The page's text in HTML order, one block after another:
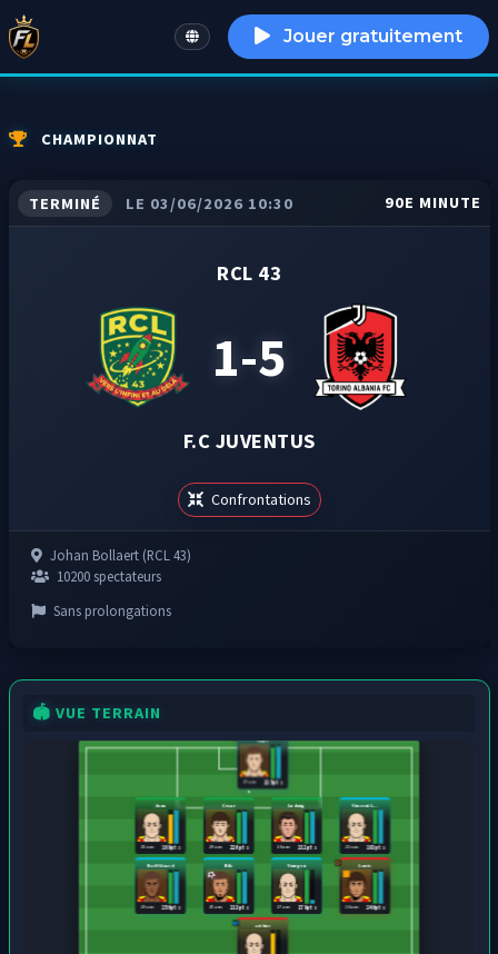
English Jouer gratuitement
CHAMPIONNAT
TERMINÉ LE 03/06/2026 10:30 90E MINUTE
RCL 43
1-5
F.C JUVENTUS
Confrontations
Johan Bollaert (RCL 43)
10200 spectateurs
Sans prolongations
🏟️ VUE TERRAIN
225 pts
27 ans
Juan
169 pts
25 ans
Cesar
220 pts
29 ans
Ludwig
212 pts
26 ans
Vincent L...
163 pts
23 ans
Naël Girard
256 pts
29 ans
Nils
213 pts
25 ans
Yourgen
179 pts
27 ans
Louis
246 pts
26 ans
arthur